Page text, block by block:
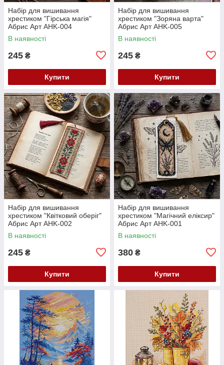
Набір для вишивання
хрестиком "Гірська магія"
Абрис Арт AHK-004
В наявності
245 ₴
Купити
Набір для вишивання
хрестиком "Зоряна варта"
Абрис Арт AHK-005
В наявності
245 ₴
Купити
Набір для вишивання
хрестиком "Квітковий оберіг"
Абрис Арт AHK-002
В наявності
245 ₴
Купити
Набір для вишивання
хрестиком "Магічний еліксир"
Абрис Арт AHK-001
В наявності
380 ₴
Купити